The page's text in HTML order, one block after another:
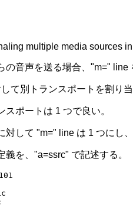
multiple media sources
の音声を送る場合、"m=" line
て別トランスポートを割り
ポートは 1 つで良い。
対して "m=" line は 1 つにし
を、"a=ssrc" で記述する。